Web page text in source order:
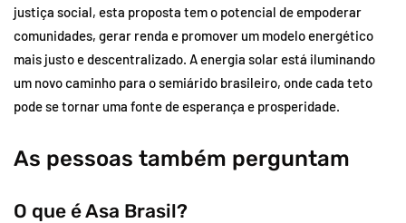
justiça social, esta proposta tem o potencial de empoderar
comunidades, gerar renda e promover um modelo energético
mais justo e descentralizado. A energia solar está iluminando
um novo caminho para o semiárido brasileiro, onde cada teto
pode se tornar uma fonte de esperança e prosperidade.
As pessoas também perguntam
O que é Asa Brasil?